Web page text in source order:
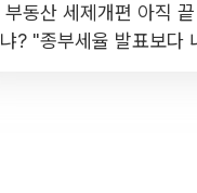
부동산 세제개편 아직
냐? "종부세율 발표보다